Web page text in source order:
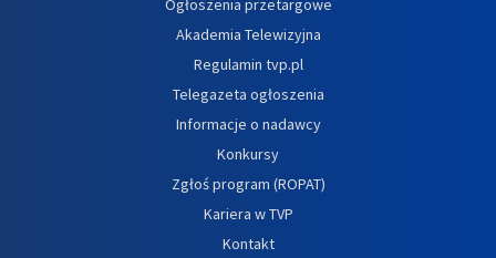
Ogłoszenia przetargowe
Akademia Telewizyjna
Regulamin tvp.pl
Telegazeta ogłoszenia
Informacje o nadawcy
Konkursy
Zgłoś program (ROPAT)
Kariera w TVP
Kontakt